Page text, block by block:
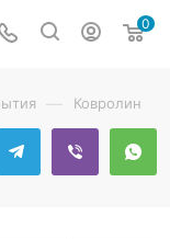
0
— Ковролин